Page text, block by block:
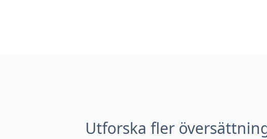
Utforska fler